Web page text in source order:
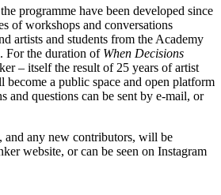
programme have been developed since
of workshops and conversations
artists and students from the Academy
For the duration of When Decisions
– itself the result of 25 years of artist
a public space and open platform
and questions can be sent by e-mail, or
and any new contributors, will be
website, or can be seen on Instagram